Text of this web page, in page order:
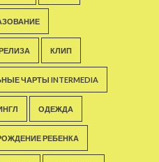
КЛИП
ЧАРТЫ INTERMEDIA
ОДЕЖДА
РЕБЕНКА